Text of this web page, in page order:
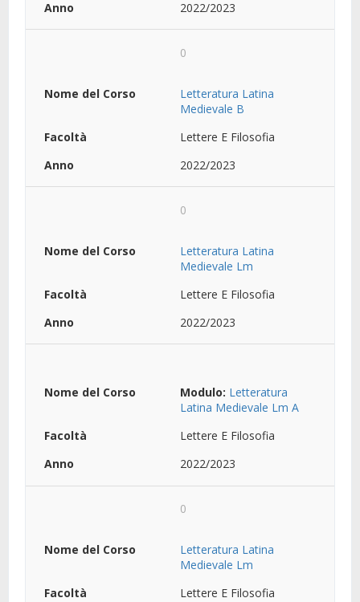
2022/2023
0
Letteratura Latina
Medievale B
Lettere E Filosofia
2022/2023
0
Letteratura Latina
Medievale Lm
Lettere E Filosofia
2022/2023
Modulo: Letteratura
Latina Medievale Lm A
Lettere E Filosofia
2022/2023
0
Letteratura Latina
Medievale Lm
Lettere E Filosofia